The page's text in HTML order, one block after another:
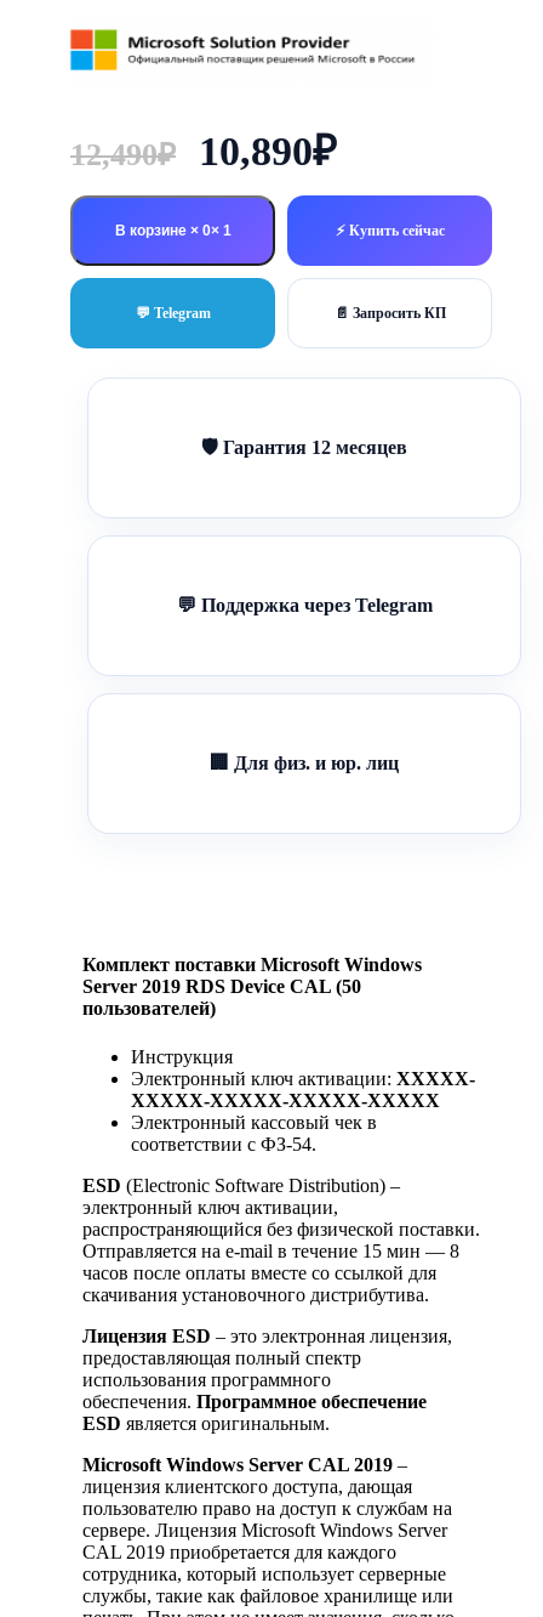
12,490₽
Первоначальная
цена
составляла
12,490₽.
10,890₽Текущая
цена:
10,890₽.
В корзине × 0 ⚡ Купить сейчас
💬 Telegram 📄 Запросить КП
🛡 Гарантия 12 месяцев
💬 Поддержка через Telegram
🏢 Для физ. и юр. лиц
Комплект поставки Microsoft Windows
Server 2019 RDS Device CAL (50
пользователей)
Инструкция
Электронный ключ активации: XXXXX-
XXXXX-XXXXX-XXXXX-XXXXX
Электронный кассовый чек в
соответствии с ФЗ-54.
ESD (Electronic Software Distribution) –
электронный ключ активации,
распространяющийся без физической поставки.
Отправляется на e-mail в течение 15 мин — 8
часов после оплаты вместе со ссылкой для
скачивания установочного дистрибутива.
Лицензия ESD – это электронная лицензия,
предоставляющая полный спектр
использования программного
обеспечения. Программное обеспечение
ESD является оригинальным.
Microsoft Windows Server CAL 2019 –
лицензия клиентского доступа, дающая
пользователю право на доступ к службам на
сервере. Лицензия Microsoft Windows Server
CAL 2019 приобретается для каждого
сотрудника, который использует серверные
службы, такие как файловое хранилище или